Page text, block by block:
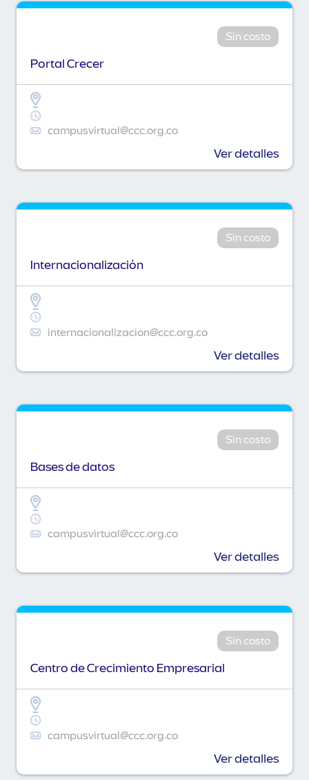
Sin costo
Portal Crecer
campusvirtual@ccc.org.co
Ver detalles
Sin costo
Internacionalización
internacionalizacion@ccc.org.co
Ver detalles
Sin costo
Bases de datos
campusvirtual@ccc.org.co
Ver detalles
Sin costo
Centro de Crecimiento Empresarial
campusvirtual@ccc.org.co
Ver detalles